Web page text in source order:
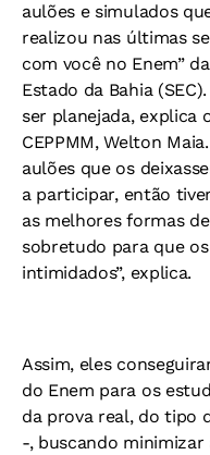
aulões e simulados
realizou nas últimas
com você no Enem”
Estado da Bahia
ser planejada, explica
CEPPMM, Welton
aulões que os
a participar, então
as melhores formas
sobretudo para que
intimidados”, explica.
Assim, eles
do Enem para os
da prova real, do tipo
-, buscando minimizar